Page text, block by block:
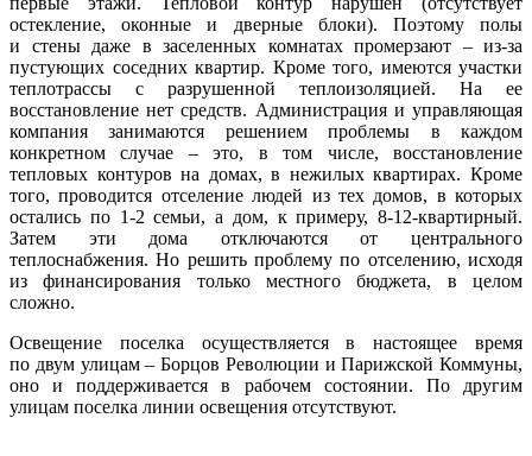
остекление, оконные и дверные блоки). Поэтому полы
и стены даже в заселенных комнатах промерзают – из-за
пустующих соседних квартир. Кроме того, имеются участки
теплотрассы с разрушенной теплоизоляцией. На ее
восстановление нет средств. Администрация и управляющая
компания занимаются решением проблемы в каждом
конкретном случае – это, в том числе, восстановление
тепловых контуров на домах, в нежилых квартирах. Кроме
того, проводится отселение людей из тех домов, в которых
остались по 1-2 семьи, а дом, к примеру, 8-12-квартирный.
Затем эти дома отключаются от центрального
теплоснабжения. Но решить проблему по отселению, исходя
из финансирования только местного бюджета, в целом
сложно.
Освещение поселка осуществляется в настоящее время
по двум улицам – Борцов Революции и Парижской Коммуны,
оно и поддерживается в рабочем состоянии. По другим
улицам поселка линии освещения отсутствуют.